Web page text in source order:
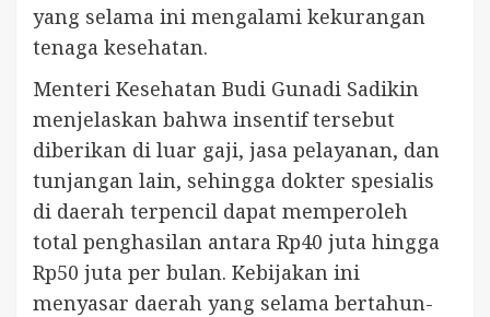
yang selama ini mengalami kekurangan
tenaga kesehatan.
Menteri Kesehatan Budi Gunadi Sadikin
menjelaskan bahwa insentif tersebut
diberikan di luar gaji, jasa pelayanan, dan
tunjangan lain, sehingga dokter spesialis
di daerah terpencil dapat memperoleh
total penghasilan antara Rp40 juta hingga
Rp50 juta per bulan. Kebijakan ini
menyasar daerah yang selama bertahun-